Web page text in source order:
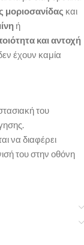
μοριοσανίδας και
ή
και αντοχή
έχουν καμία
του
να διαφέρει
του στην οθόνη